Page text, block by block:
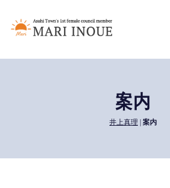
案内
井上真理 | 案内